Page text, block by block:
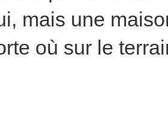
mais une
où sur le